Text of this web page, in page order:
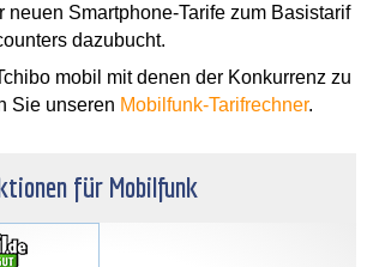
neuen Smartphone-Tarife zum Basistarif
dazubucht.
mobil mit denen der Konkurrenz zu
Sie unseren Mobilfunk-Tarifrechner.
für Mobilfunk